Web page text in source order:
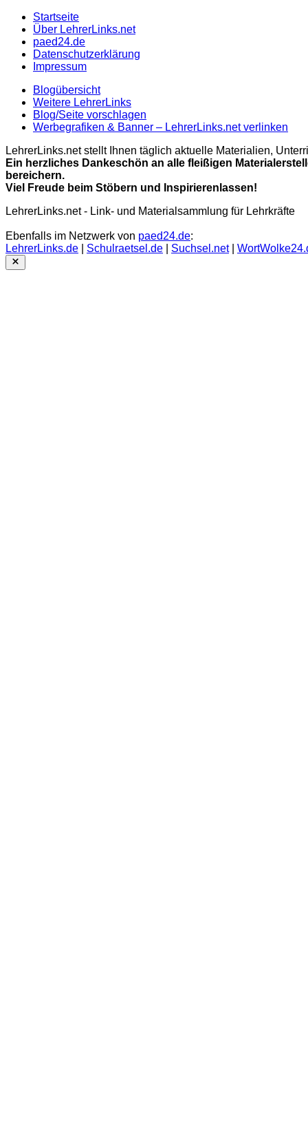
Startseite
Über LehrerLinks.net
paed24.de
Datenschutzerklärung
Impressum
Blogübersicht
Weitere LehrerLinks
Blog/Seite vorschlagen
Werbegrafiken & Banner – LehrerLinks.net verlinken
LehrerLinks.net stellt Ihnen täglich aktuelle Materialien,
Ein herzliches Dankeschön an alle fleißigen
bereichern.
Viel Freude beim Stöbern und Inspirierenlassen!
LehrerLinks.net - Link- und Materialsammlung für Lehrkräfte
Ebenfalls im Netzwerk von paed24.de:
LehrerLinks.de
Schulraetsel.de Suchsel.net|
Close